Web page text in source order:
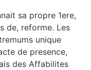
sa propre 1ere,
de, reforme. Les
unique
de presence,
des Affabilites